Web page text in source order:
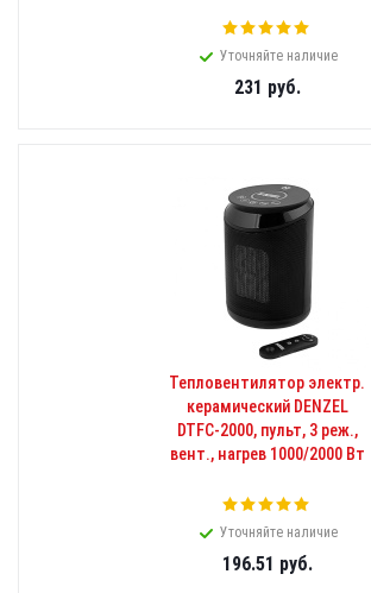
Уточняйте наличие
231 руб.
Тепловентилятор электр.
керамический DENZEL
DTFC-2000, пульт, 3 реж.,
вент., нагрев 1000/2000 Вт
Уточняйте наличие
196.51 руб.